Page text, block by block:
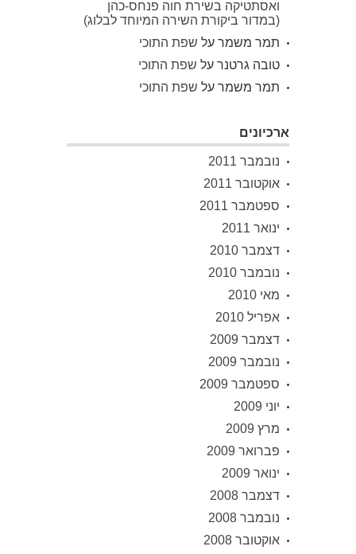
ואסתטיקה בשירת חוה פנחס-כהן
(במדור ביקורת השירה המיוחד לבלוג)
תמר משמר על שפת התוכי
טובה גרטנר על שפת התוכי
תמר משמר על שפת התוכי
ארכיונים
נובמבר 2011
אוקטובר 2011
ספטמבר 2011
ינואר 2011
דצמבר 2010
נובמבר 2010
מאי 2010
אפריל 2010
דצמבר 2009
נובמבר 2009
ספטמבר 2009
יוני 2009
מרץ 2009
פברואר 2009
ינואר 2009
דצמבר 2008
נובמבר 2008
אוקטובר 2008